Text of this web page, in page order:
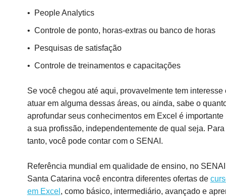
People Analytics
Controle de ponto, horas-extras ou banco de horas
Pesquisas de satisfação
Controle de treinamentos e capacitações
Se você chegou até aqui, provavelmente tem interesse
atuar em alguma dessas áreas, ou ainda, sabe o
aprofundar seus conhecimentos em Excel é importante
a sua profissão, independentemente de qual seja. Para
tanto, você pode contar com o SENAI.
Referência mundial em qualidade de ensino, no SENAI
Santa Catarina você encontra diferentes ofertas de
em Excel , como básico, intermediário, avançado e